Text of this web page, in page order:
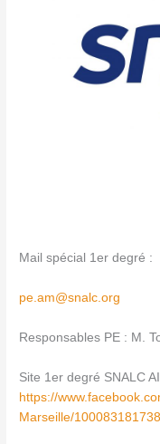
Mail spécial 1er degré :
pe.am@snalc.org
Responsables PE : M.
Site 1er degré SNALC
https://
Marseille/